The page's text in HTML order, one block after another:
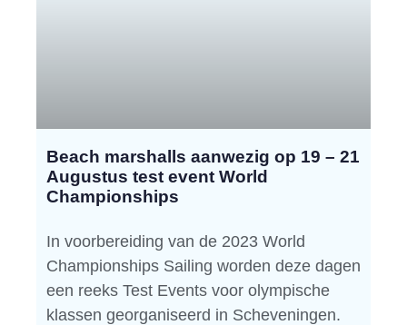
Beach marshalls aanwezig op 19 – 21
Augustus test event World
Championships
In voorbereiding van de 2023 World
Championships Sailing worden deze dagen
een reeks Test Events voor olympische
klassen georganiseerd in Scheveningen.